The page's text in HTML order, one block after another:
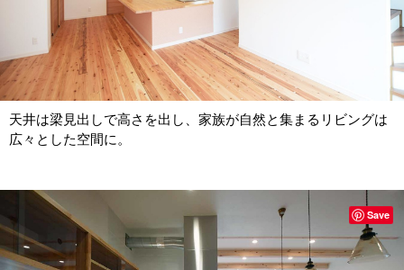
天井は梁見出しで高さを出し、家族が自然と集まるリビングは
広々とした空間に。
Save